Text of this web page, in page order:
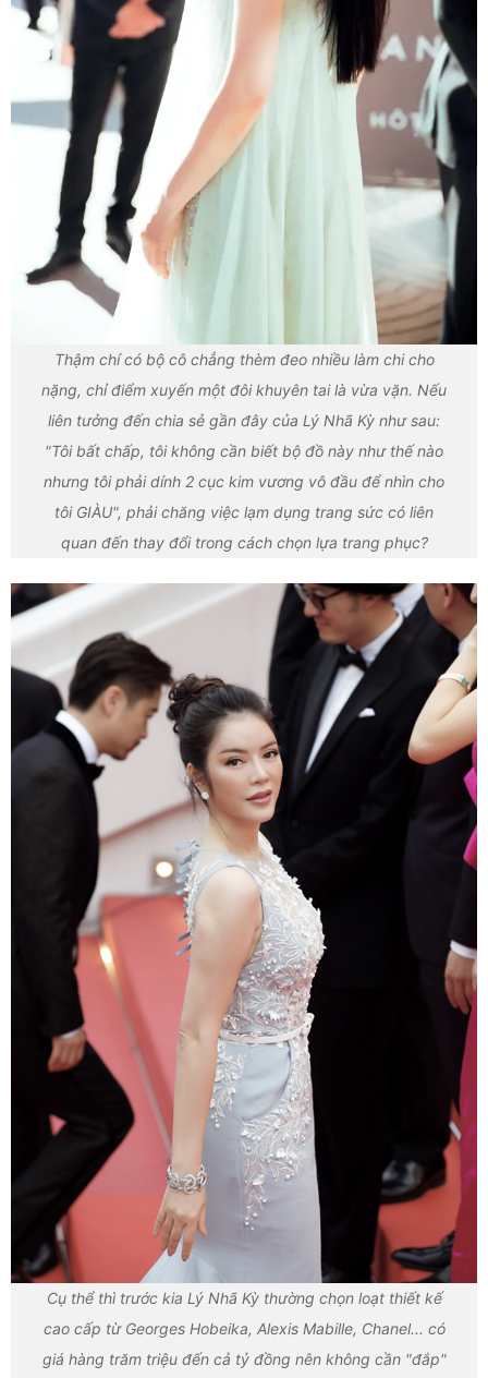
Thậm chí có bộ cô chẳng thèm đeo nhiều làm chi cho
nặng, chỉ điểm xuyến một đôi khuyên tai là vừa vặn. Nếu
liên tưởng đến chia sẻ gần đây của Lý Nhã Kỳ như sau:
"Tôi bất chấp, tôi không cần biết bộ đồ này như thế nào
nhưng tôi phải dính 2 cục kim vương vô đầu để nhìn cho
tôi GIÀU", phải chăng việc lạm dụng trang sức có liên
quan đến thay đổi trong cách chọn lựa trang phục?
Cụ thể thì trước kia Lý Nhã Kỳ thường chọn loạt thiết kế
cao cấp từ Georges Hobeika, Alexis Mabille, Chanel... có
giá hàng trăm triệu đến cả tỷ đồng nên không cần "đắp"